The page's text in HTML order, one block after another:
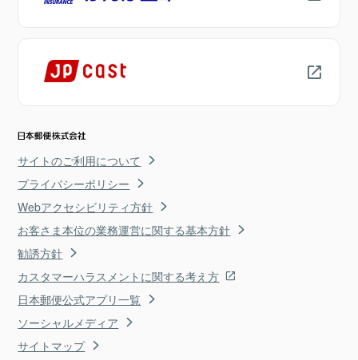
サイトのご利用について
プライバシーポリシー
Webアクセシビリティ方針
お客さま本位の業務運営に関する基本方針
勧誘方針
カスタマーハラスメントに関する考え方
日本郵便公式アプリ一覧
ソーシャルメディア
サイトマップ